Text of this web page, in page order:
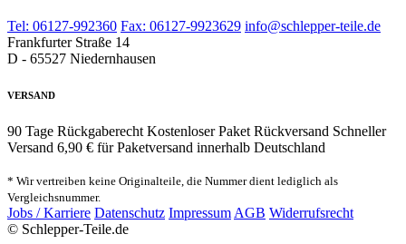
Tel: 06127-992360 Fax: 06127-9923629 info@schlepper-teile.de
Frankfurter Straße 14
D - 65527 Niedernhausen
VERSAND
90 Tage Rückgaberecht Kostenloser Paket Rückversand Schneller
Versand 6,90 € für Paketversand innerhalb Deutschland
* Wir vertreiben keine Originalteile, die Nummer dient lediglich als
Vergleichsnummer.
Jobs / Karriere Datenschutz Impressum AGB Widerrufsrecht
© Schlepper-Teile.de